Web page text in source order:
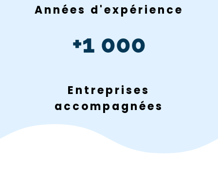
Années d'expérience
+1 000
Entreprises
accompagnées